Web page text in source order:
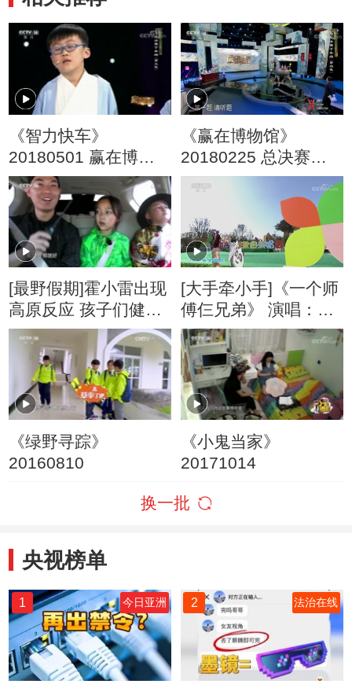
《智力快车》
20180501 赢在博物
馆
《赢在博物馆》
20180225 总决赛下
半场
[最野假期]霍小雷出现
高原反应 孩子们健康
状况良好
[大手牵小手]《一个师
傅仨兄弟》 演唱：霍
小雷
《绿野寻踪》
20160810
《小鬼当家》
20171014
换一批
央视榜单
1 今日亚洲 2 法治在线